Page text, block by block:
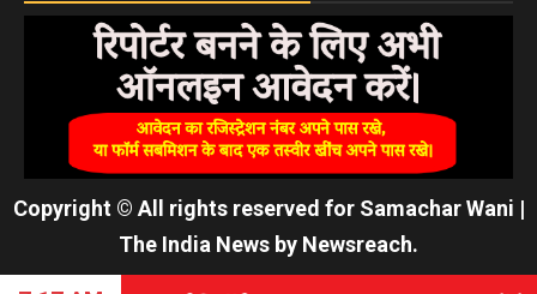
Copyright © All rights reserved for Samachar Wani |
The India News by Newsreach.